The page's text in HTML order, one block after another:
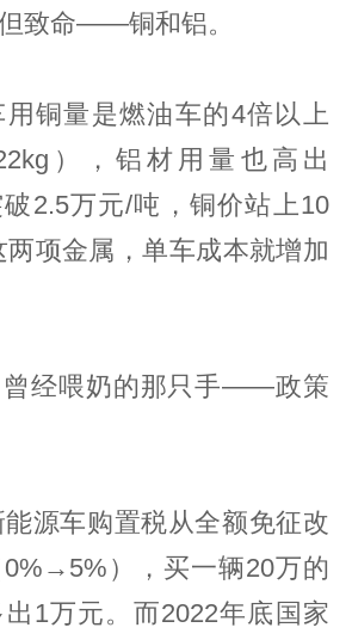
致命——铜和铝。
铜量是燃油车的4倍以上
），铝材用量也高出
2.5万元/吨，铜价站上10
项金属，单车成本就增加
曾经喂奶的那只手——政策
源车购置税从全额免征改
），买一辆20万的
1万元。而2022年底国家